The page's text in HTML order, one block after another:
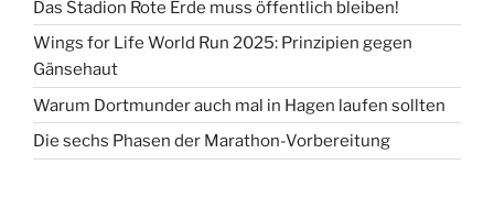
Das Stadion Rote Erde muss öffentlich bleiben!
Wings for Life World Run 2025: Prinzipien gegen
Gänsehaut
Warum Dortmunder auch mal in Hagen laufen sollten
Die sechs Phasen der Marathon-Vorbereitung